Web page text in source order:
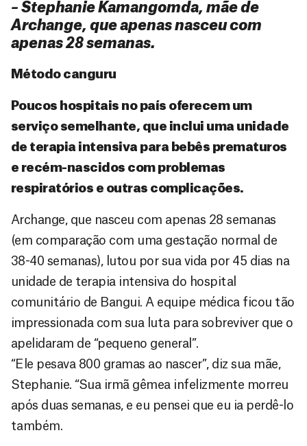
– Stephanie Kamangomda, mãe de
Archange, que apenas nasceu com
apenas 28 semanas.
Método canguru
Poucos hospitais no país oferecem um
serviço semelhante, que inclui uma unidade
de terapia intensiva para bebês prematuros
e recém-nascidos com problemas
respiratórios e outras complicações.
Archange, que nasceu com apenas 28 semanas
(em comparação com uma gestação normal de
38-40 semanas), lutou por sua vida por 45 dias na
unidade de terapia intensiva do hospital
comunitário de Bangui. A equipe médica ficou tão
impressionada com sua luta para sobreviver que o
apelidaram de “pequeno general”.
“Ele pesava 800 gramas ao nascer”, diz sua mãe,
Stephanie. “Sua irmã gêmea infelizmente morreu
após duas semanas, e eu pensei que eu ia perdê-lo
também.